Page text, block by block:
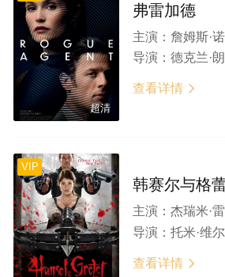
超清
弗雷加德
主演： 詹姆斯·诺顿 杰玛·阿特
导演： 德克兰·
查看详情 
VIP
韩赛尔与格蕾特：女
主演： 杰瑞米·雷纳 杰玛·阿
导演： 托米·维
查看详情 